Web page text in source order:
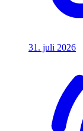
31. juli 2026